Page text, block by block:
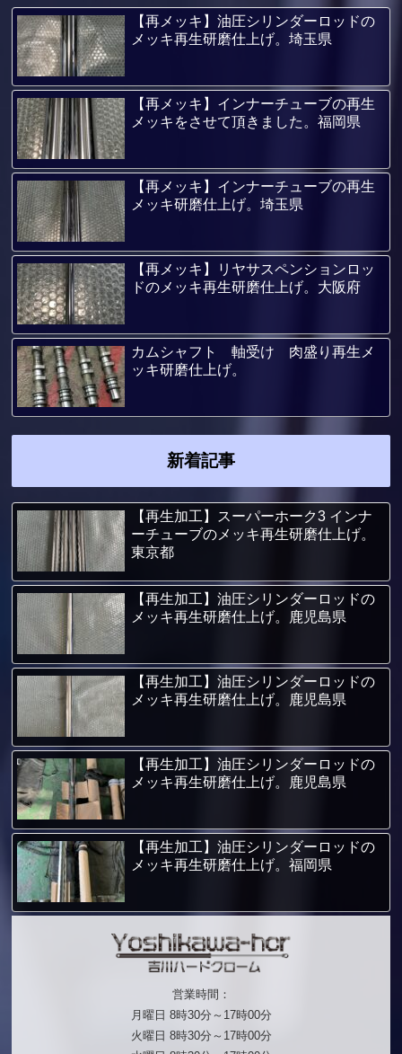
【再メッキ】油圧シリンダーロッドの
メッキ再生研磨仕上げ。埼玉県
【再メッキ】インナーチューブの再生
メッキをさせて頂きました。福岡県
【再メッキ】インナーチューブの再生
メッキ研磨仕上げ。埼玉県
【再メッキ】リヤサスペンションロッ
ドのメッキ再生研磨仕上げ。大阪府
カムシャフト 軸受け 肉盛り再生メ
ッキ研磨仕上げ。
新着記事
【再生加工】スーパーホーク3 インナ
ーチューブのメッキ再生研磨仕上げ。
東京都
【再生加工】油圧シリンダーロッドの
メッキ再生研磨仕上げ。鹿児島県
【再生加工】油圧シリンダーロッドの
メッキ再生研磨仕上げ。鹿児島県
【再生加工】油圧シリンダーロッドの
メッキ再生研磨仕上げ。鹿児島県
【再生加工】油圧シリンダーロッドの
メッキ再生研磨仕上げ。福岡県
営業時間：
月曜日 8時30分～17時00分
火曜日 8時30分～17時00分